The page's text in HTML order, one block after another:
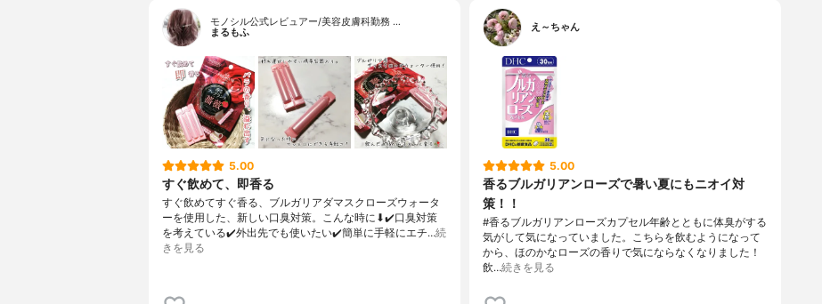
モノシル公式レビュアー/美容皮膚科勤務 …
まるもふ
5.00
すぐ飲めて、即香る
すぐ飲めてすぐ香る、ブルガリアダマスクローズウォータ
ーを使用した、新しい口臭対策。こんな時に⬇✔️口臭対策
を考えている✔️外出先でも使いたい✔️簡単に手軽にエチ…続
きを見る
え～ちゃん
5.00
香るブルガリアンローズで暑い夏にもニオイ対
策！！
#香るブルガリアンローズカプセル年齢とともに体臭がする
気がして気になっていました。こちらを飲むようになって
から、ほのかなローズの香りで気にならなくなりました！
飲…続きを見る